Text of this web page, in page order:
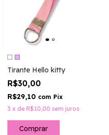
Tirante Hello kitty
R$30,00
R$29,10 com Pix
3 x de R$10,00 sem juros
Comprar